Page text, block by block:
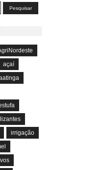
açaí
irrigação